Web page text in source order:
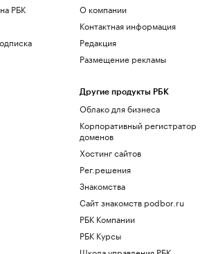
РБК
О компании
Контактная информация
Редакция
Размещение рекламы
Другие продукты РБК
Облако для бизнеса
Корпоративный регистратор
доменов
Хостинг сайтов
Рег.решения
Знакомства
Сайт знакомств podbor.ru
РБК Компании
РБК Курсы